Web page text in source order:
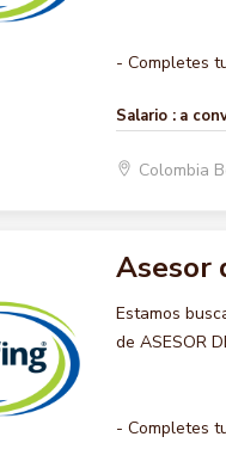
- Completes
Salario : a
Colombia
Asesor
Estamos
de ASESOR
- Completes